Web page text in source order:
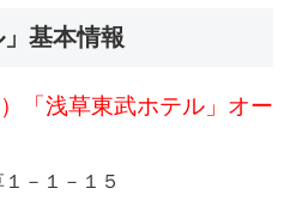
」基本情報
「浅草東武ホテル」オー
－１－１５